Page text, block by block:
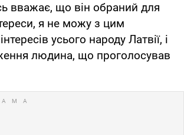
вважає, що він обраний для
я не можу з цим
усього народу Латвії, і
людина, що проголосував